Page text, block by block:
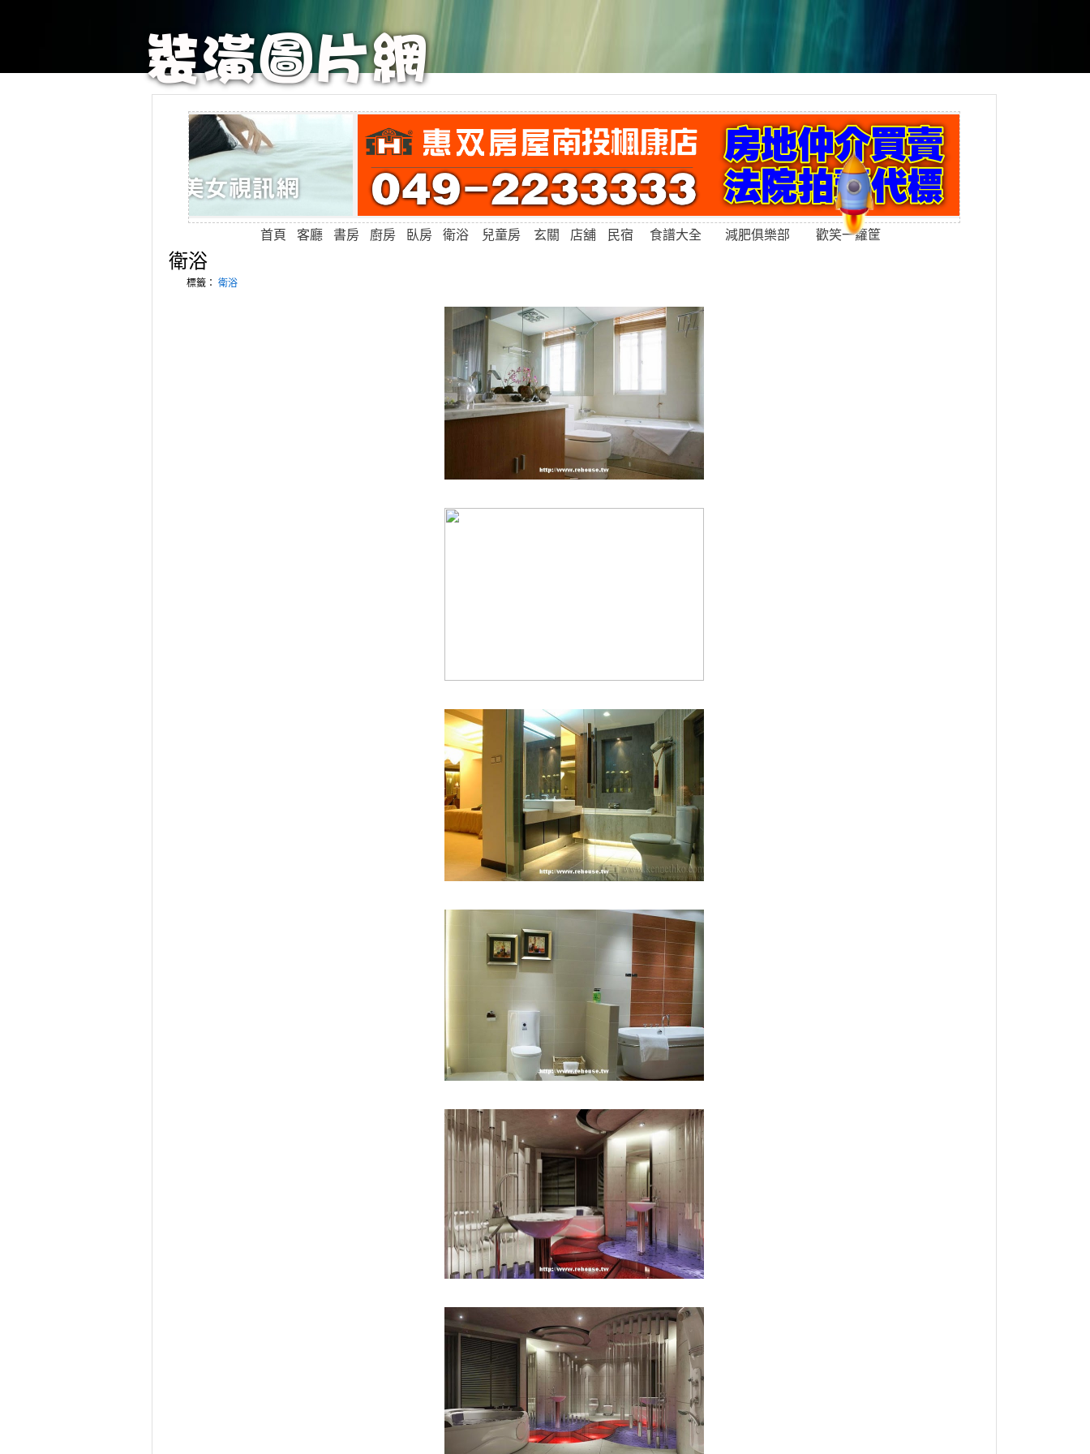
首頁 客廳 書房 廚房 臥房 衛浴 兒童房 玄關 店舖 民宿 食譜大全 減肥俱樂部 歡笑一籮筐
衛浴
標籤： 衛浴